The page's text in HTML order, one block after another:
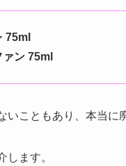
75ml
ァン 75ml
いこともあり、本当に
します。